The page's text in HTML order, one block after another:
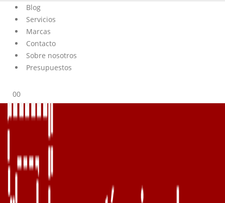
Blog
Servicios
Marcas
Contacto
Sobre nosotros
Presupuestos
00